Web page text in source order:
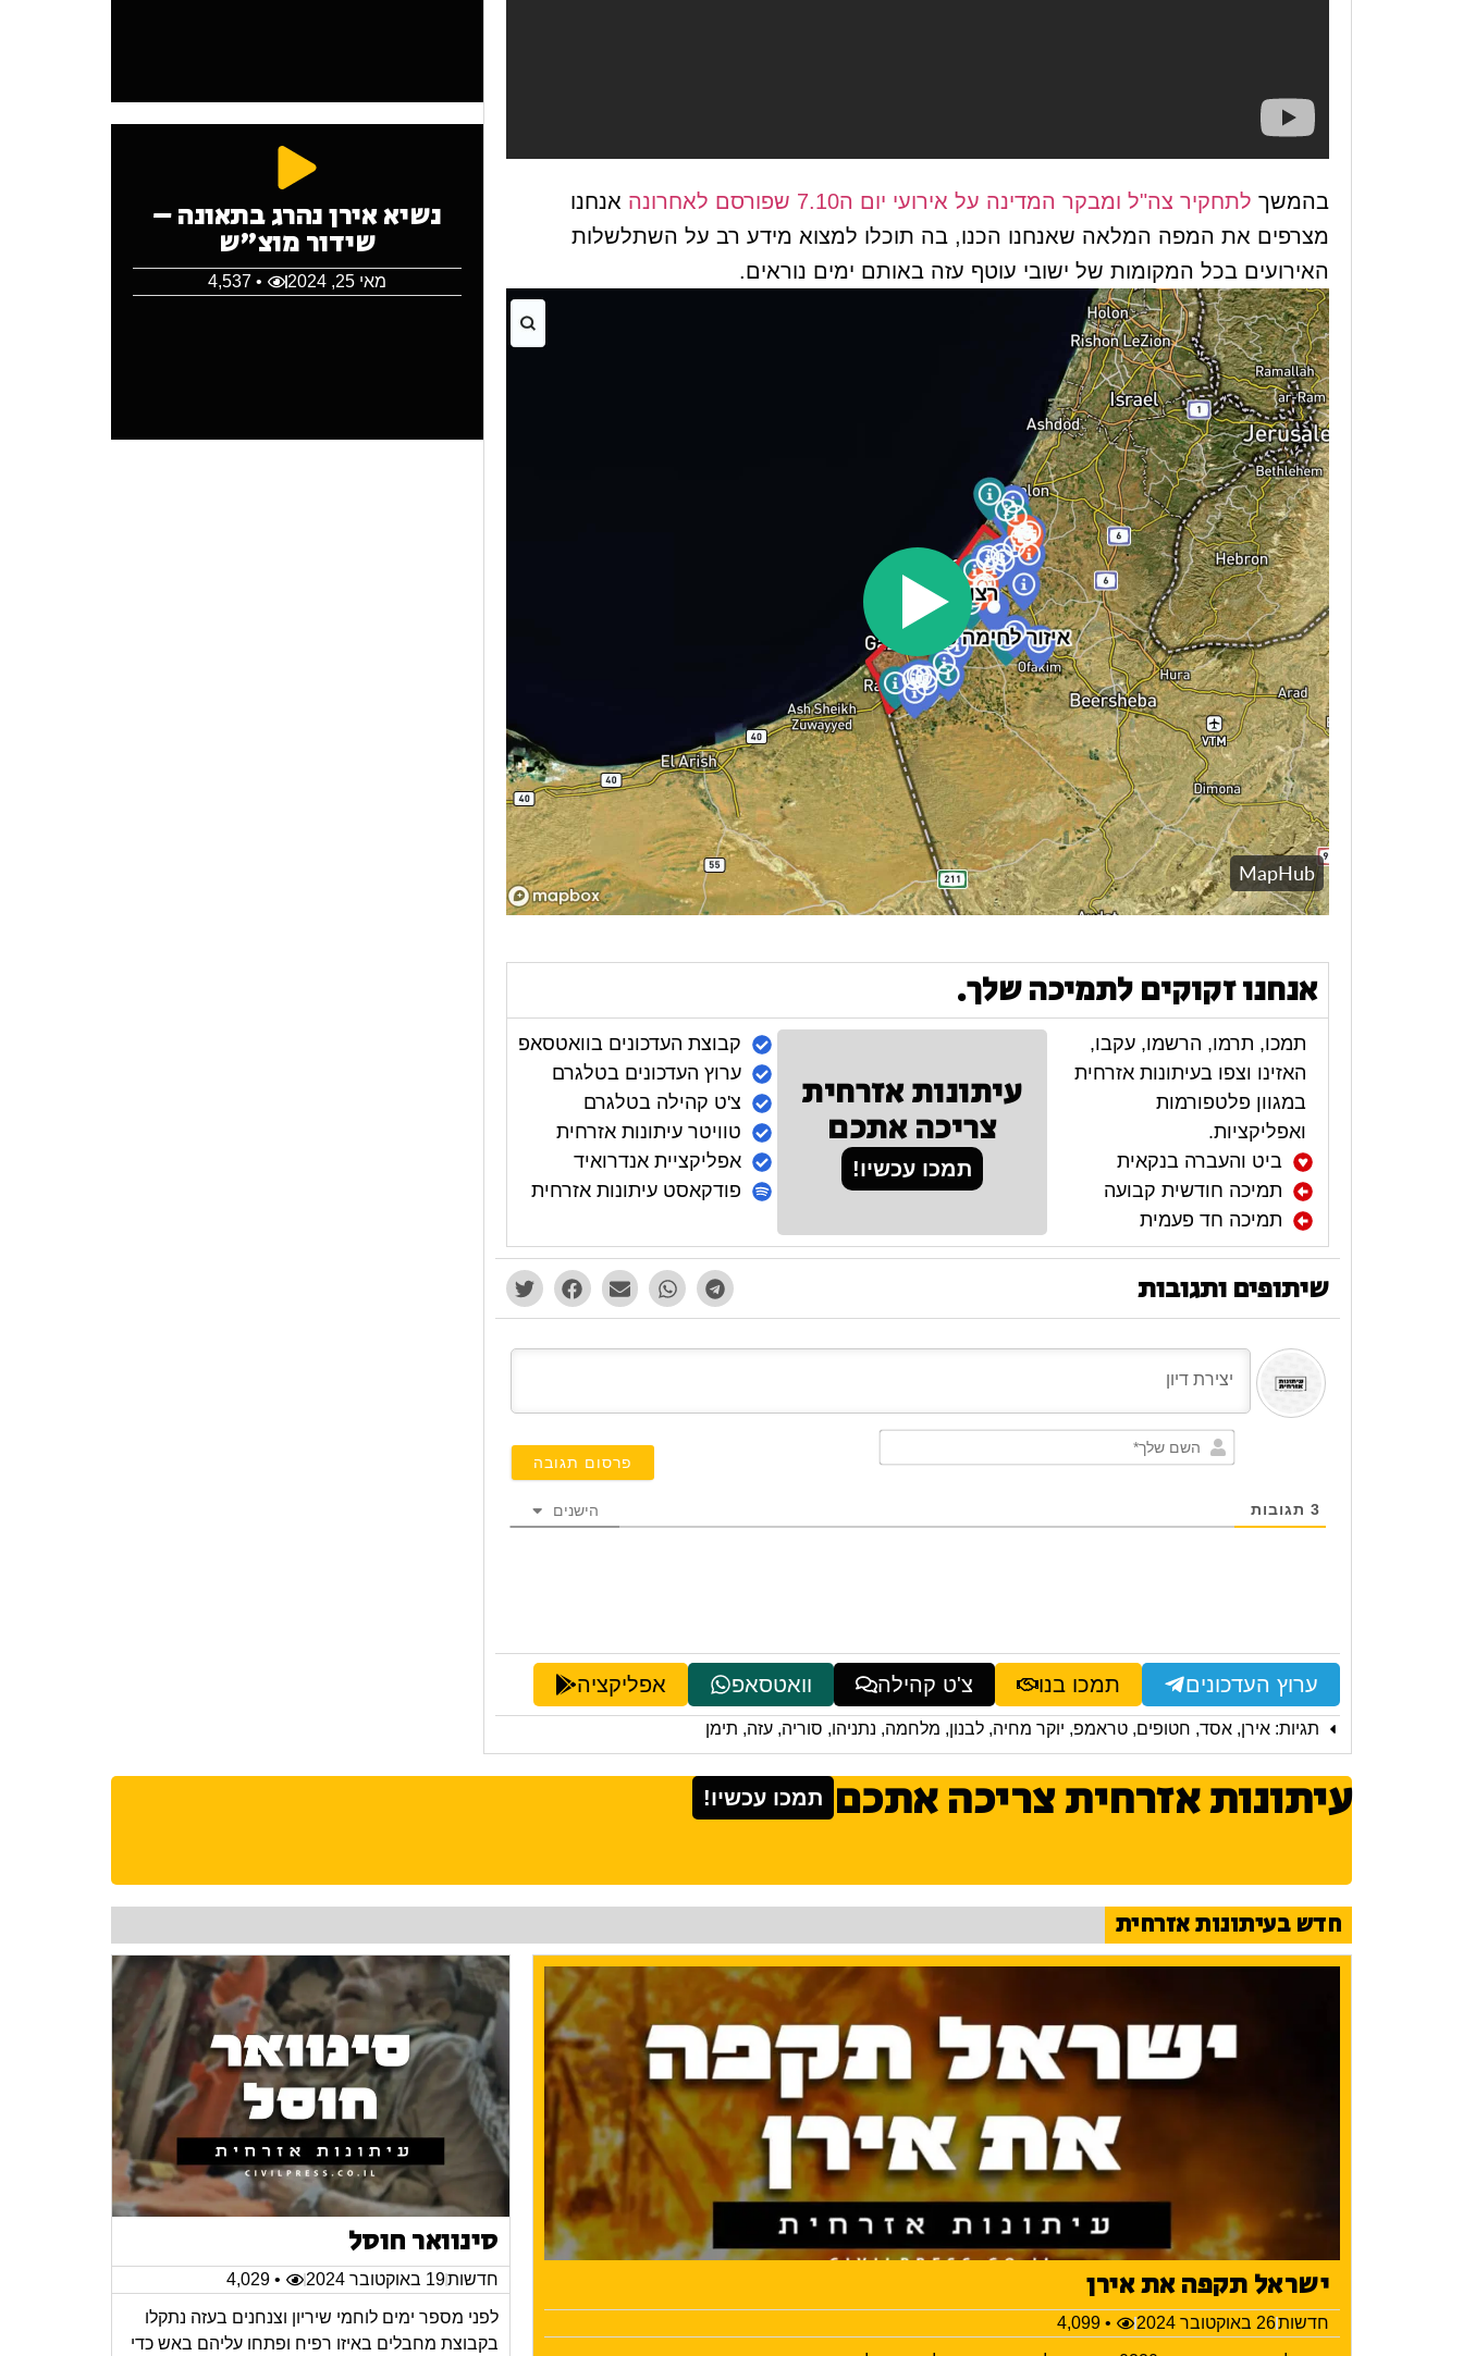
בהמשך לתחקיר צה"ל ומבקר המדינה על אירועי יום ה7.10 שפורסם לאחרונה
אנחנו
מצרפים את המפה המלאה שאנחנו הכנו, בה תוכלו למצוא מידע רב על השתלשלות
האירועים בכל המקומות של ישובי עוטף עזה באותם ימים נוראים.
אנחנו זקוקים לתמיכה שלך.
תמכו, תרמו, הרשמו, עקבו,
האזינו וצפו בעיתונות אזרחית
במגוון פלטפורמות
ואפליקציות.
ביט והעברה בנקאית
תמיכה חודשית קבועה
תמיכה חד פעמית
עיתונות אזרחית
צריכה אתכם
תמכו עכשיו!
קבוצת העדכונים בוואטסאפ
ערוץ העדכונים בטלגרם
צ'ט קהילה בטלגרם
טוויטר עיתונות אזרחית
אפליקציית אנדרואיד
פודקאסט עיתונות אזרחית
שיתופים ותגובות
השם
3 תגובות הישנים
ערוץ העדכונים תמכו בנו צ'ט קהילה וואטסאפ אפליקציה
תגיות: אירן, אסד, חטופים, טראמפ, יוקר מחיה, לבנון, מלחמה, נתניהו, סוריה, עזה, תימן
נשיא אירן נהרג בתאונה –
שידור מוצ"ש
מאי 25, 2024 • 4,537
עיתונות אזרחית צריכה אתכם תמכו עכשיו!
חדש בעיתונות אזרחית
ישראל תקפה את אירן
חדשות26 באוקטובר 2024 • 4,099
סינוואר חוסל
חדשות19 באוקטובר 2024 • 4,029
לפני מספר ימים לוחמי שיריון וצנחנים בעזה נתקלו
בקבוצת מחבלים באיזו רפיח ופתחו עליהם באש כדי